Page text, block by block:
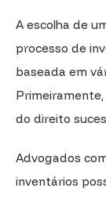
A escolha de
processo de
baseada em
do direito
Advogados
inventários